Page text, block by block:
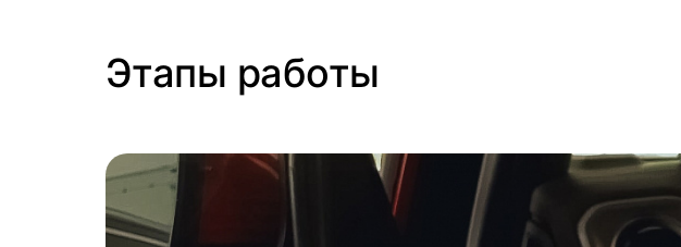
Этапы работы